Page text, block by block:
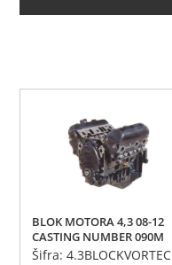
BLOK MOTORA 4,3 08-12
CASTING NUMBER 090M
Šifra: 4.3BLOCKVORTEC